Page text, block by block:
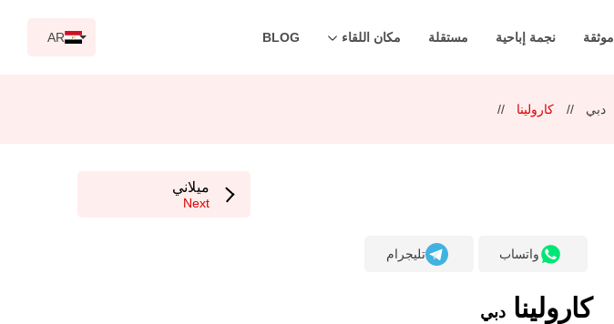
موثقة نجمة إباحية مستقلة مكان اللقاء BLOG
AR
دبي كارولينا
ميلاني
Next
واتساب تليجرام
كارولينا دبي